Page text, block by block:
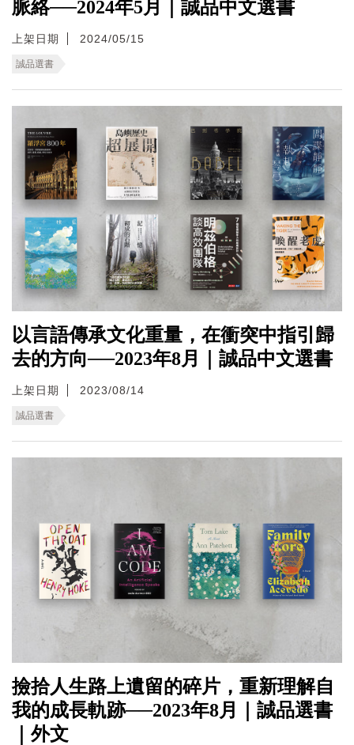
脈絡──2024年5月｜誠品中文選書
上架日期 2024/05/15
誠品選書
以言語傳承文化重量，在衝突中指引歸
去的方向──2023年8月｜誠品中文選書
上架日期 2023/08/14
誠品選書
撿拾人生路上遺留的碎片，重新理解自
我的成長軌跡──2023年8月｜誠品選書
｜外文